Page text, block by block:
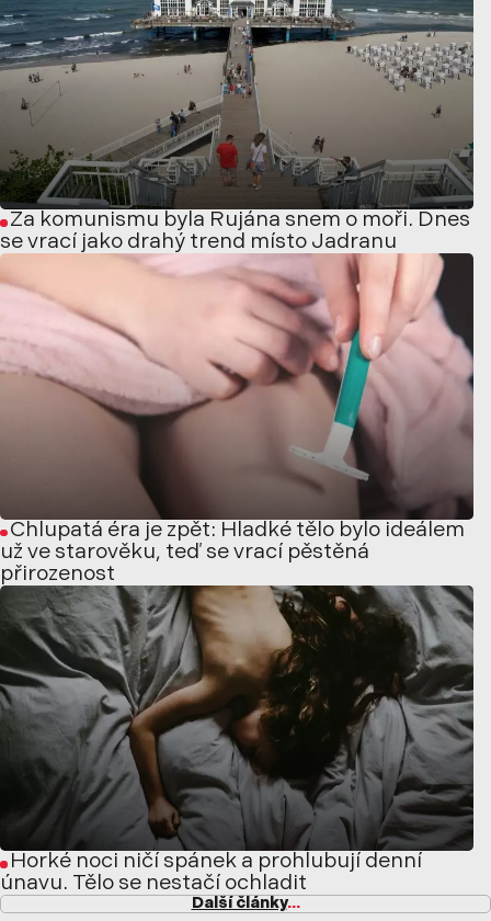
Za komunismu byla Rujána snem o moři. Dnes
se vrací jako drahý trend místo Jadranu
Chlupatá éra je zpět: Hladké tělo bylo ideálem
už ve starověku, teď se vrací pěstěná
přirozenost
Horké noci ničí spánek a prohlubují denní
únavu. Tělo se nestačí ochladit
Další články...